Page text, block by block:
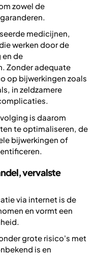
zowel de
medicijnen,
werken door de
de
Zonder adequate
op bijwerkingen zoals
in zeldzamere
is daarom
te optimaliseren, de
bijwerkingen of
vervalste
via internet is de
en vormt een
grote risico's met
is en